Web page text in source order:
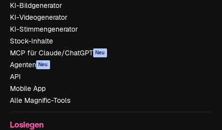
KI-Bildgenerator
KI-Videogenerator
KI-Stimmengenerator
Stock-Inhalte
MCP für Claude/ChatGPT Neu
Agenten Neu
API
Mobile App
Alle Magnific-Tools
Loslegen